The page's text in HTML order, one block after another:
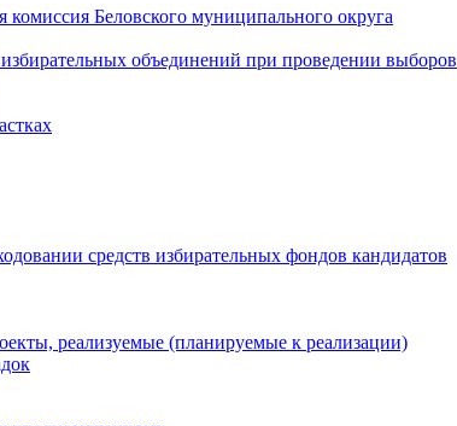
комиссия Беловского муниципального округа
объединений при проведении выборов
средств избирательных фондов кандидатов
реализуемые (планируемые к реализации)